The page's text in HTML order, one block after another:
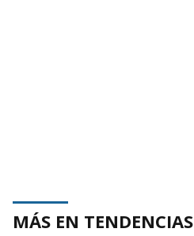
MÁS EN TENDENCIAS